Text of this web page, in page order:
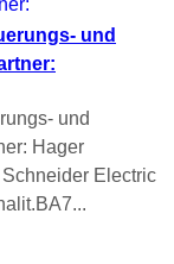
und
und
Hager
Electric